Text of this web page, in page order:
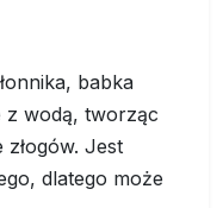
babka
z wodą, tworząc
Jest
dlatego może